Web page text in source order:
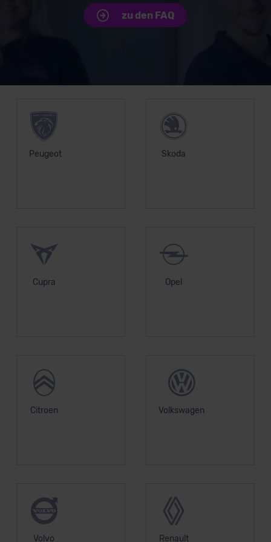
unserem Datenschutzbeauftragten unter
datenschutz@meinauto.de anfordern.
zu den FAQ
Peugeot Skoda
Cupra Opel
Citroen Volkswagen
Volvo Renault